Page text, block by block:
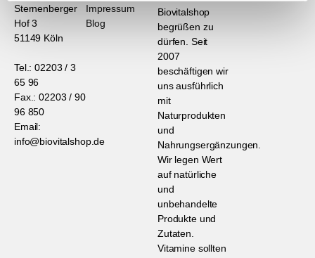
Sternenberger
Hof 3
51149 Köln
Tel.: 02203 / 3
65 96
Fax.: 02203 / 90
96 850
Email:
info@biovitalshop.de
Impressum
Blog
Biovitalshop
begrüßen zu
dürfen. Seit
2007
beschäftigen wir
uns ausführlich
mit
Naturprodukten
und
Nahrungsergänzungen.
Wir legen Wert
auf natürliche
und
unbehandelte
Produkte und
Zutaten.
Vitamine sollten